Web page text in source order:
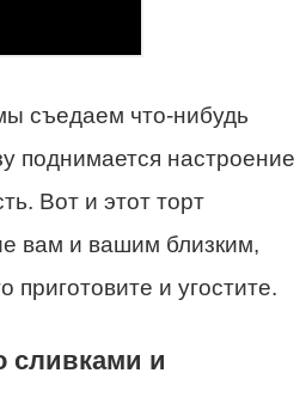
съедаем что-нибудь
поднимается настроение
Вот и этот торт
вам и вашим близким,
приготовите и угостите.
сливками и